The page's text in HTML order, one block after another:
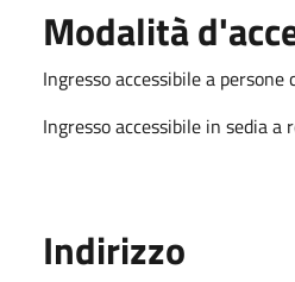
Modalità
Ingresso accessibile a persone
Ingresso accessibile in sedia a
Indirizzo